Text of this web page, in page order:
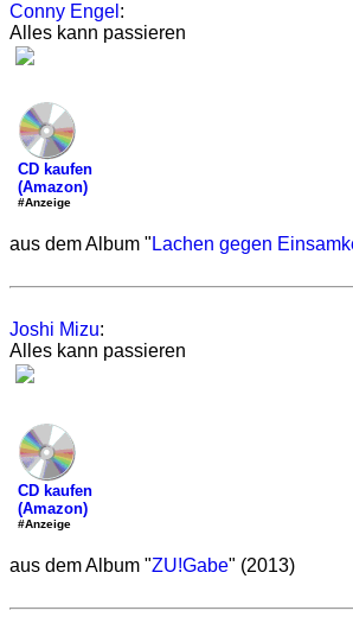
Conny Engel :
Alles kann passieren
CD kaufen
(Amazon)
#Anzeige
aus dem Album " Lachen gegen
Joshi Mizu:
Alles kann passieren
CD kaufen
(Amazon)
#Anzeige
aus dem Album "ZU!Gabe" (2013)